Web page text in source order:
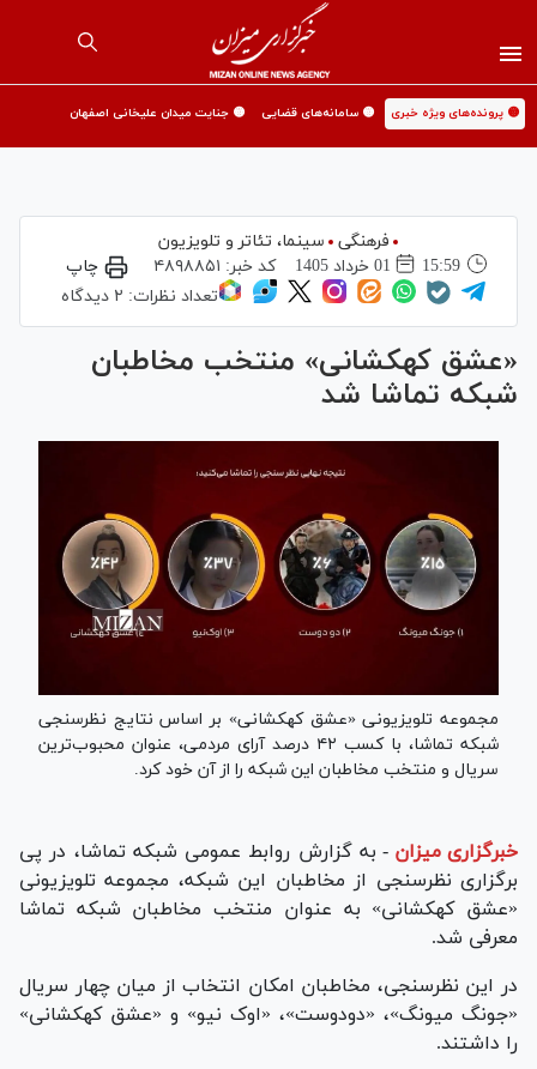
🟡 پرونده‌های ویژه خبری 🟡 سامانه‌های قضایی 🟡 جنایت میدان علیخانی اصفهان
فرهنگی
سینما،‌ تئاتر و تلویزیون
15:59
01 خرداد 1405 کد خبر: ۴۸۹۸۸۵۱
چاپ
تعداد نظرات: ۲ دیدگاه
«عشق کهکشانی» منتخب مخاطبان
شبکه تماشا شد
مجموعه تلویزیونی «عشق کهکشانی» بر اساس نتایج نظرسنجی
شبکه تماشا، با کسب ۴۲ درصد آرای مردمی، عنوان محبوب‌ترین
سریال و منتخب مخاطبان این شبکه را از آن خود کرد.
خبرگزاری میزان - به گزارش روابط عمومی شبکه تماشا، در پی
برگزاری نظرسنجی از مخاطبان این شبکه، مجموعه تلویزیونی
«عشق کهکشانی» به عنوان منتخب مخاطبان شبکه تماشا
معرفی شد.
در این نظرسنجی، مخاطبان امکان انتخاب از میان چهار سریال
«جونگ میونگ»، «دودوست»، «اوک نیو» و «عشق کهکشانی»
را داشتند.